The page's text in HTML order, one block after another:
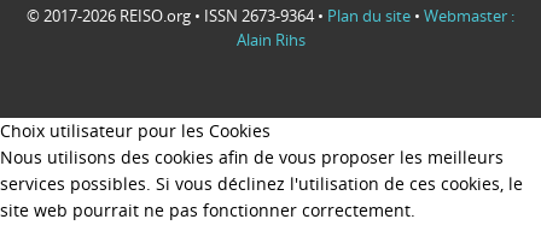
© 2017-2026 REISO.org • ISSN 2673-9364 • Plan du site • Webmaster :
Alain Rihs
Choix utilisateur pour les Cookies
Nous utilisons des cookies afin de vous proposer les meilleurs
services possibles. Si vous déclinez l'utilisation de ces cookies, le
site web pourrait ne pas fonctionner correctement.